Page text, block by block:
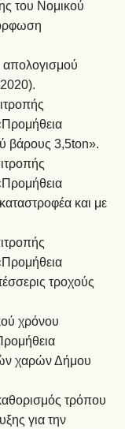
του Νομικού
απολογισμού
βάρους 3,5ton».
και με
τροχούς
χρόνου
χαρών Δήμου
τρόπου
για την